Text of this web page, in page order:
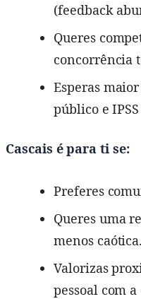
(feedback
Queres
concorrência
Esperas
público e
Cascais é para ti se:
Preferes
Queres uma
menos caótica.
Valorizas
pessoal com a